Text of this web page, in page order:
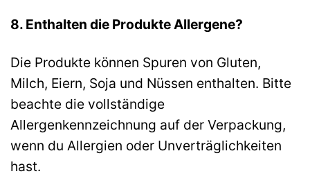
8. Enthalten die Produkte Allergene?
Die Produkte können Spuren von Gluten,
Milch, Eiern, Soja und Nüssen enthalten. Bitte
beachte die vollständige
Allergenkennzeichnung auf der Verpackung,
wenn du Allergien oder Unverträglichkeiten
hast.